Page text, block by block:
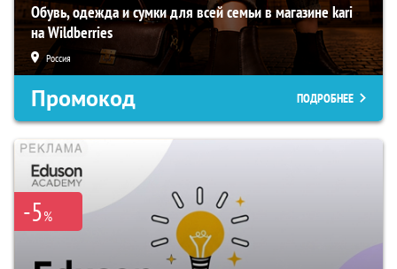
Обувь, одежда и сумки для всей семьи в магазине kari
на Wildberries
Россия
Промокод ПОДРОБНЕЕ
-5%